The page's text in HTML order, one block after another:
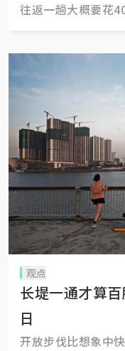
往返一趟大概要花
观点
长堤一通才算
日
开放步伐比想象中快